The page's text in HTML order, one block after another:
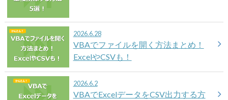
2026.6.28
VBAでファイルを開く方法まとめ！
ExcelやCSVも！
2026.6.2
VBAでExcelデータをCSV出力する方